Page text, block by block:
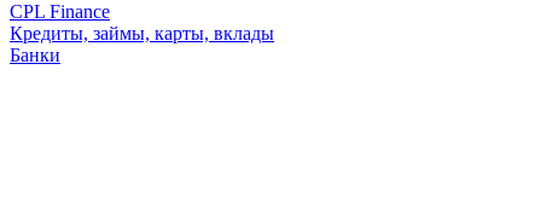
CPL Finance
Кредиты, займы, карты, вклады
Банки